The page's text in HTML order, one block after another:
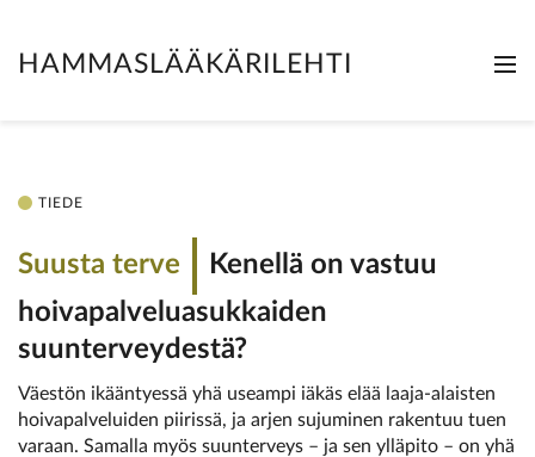
HAMMASLÄÄKÄRILEHTI
TIEDE
Suusta terve
Kenellä on vastuu
hoivapalvelu­asukkaiden
suunterveydestä?
Väestön ikääntyessä yhä useampi iäkäs elää laaja-alaisten
hoivapalveluiden piirissä, ja arjen sujuminen rakentuu tuen
varaan. Samalla myös suunterveys – ja sen ylläpito – on yhä